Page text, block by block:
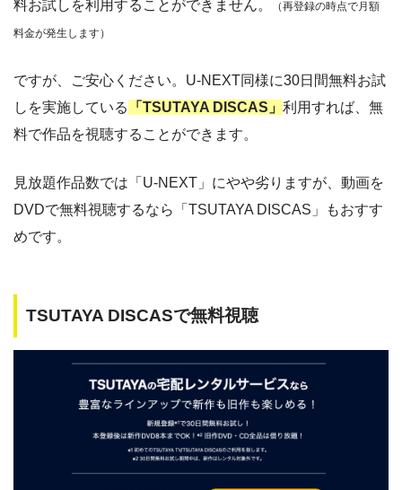
料お試しを利用することができません。
（再登録の時点で月額
料金が発生します）
ですが、ご安心ください。U-NEXT同様に30日間無料お試
しを実施している
「TSUTAYA DISCAS」 利用すれば、無
料で作品を視聴することができます。
見放題作品数では「U-NEXT」にやや劣りますが、動画を
DVDで無料視聴するなら「TSUTAYA DISCAS」もおすす
めです。
TSUTAYA DISCASで無料視聴